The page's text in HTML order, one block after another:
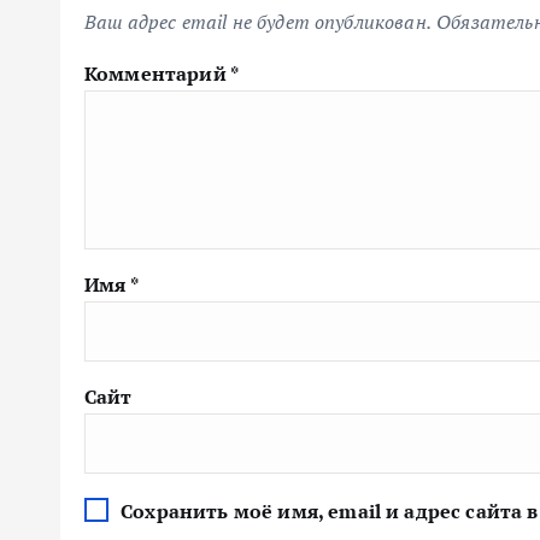
Ваш адрес email не будет опубликован.
Комментарий*
Имя *
Сайт
Сохранить моё имя, email и адрес сайта